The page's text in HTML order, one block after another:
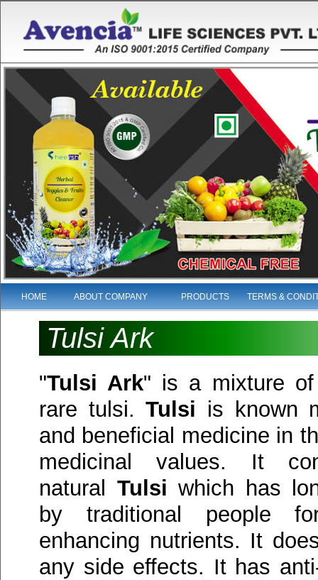
HOME ABOUT COMPANY PRODUCTS TERMS &
Tulsi Ark
"Tulsi Ark" is a mixture
rare tulsi.Tulsi is known
and beneficial medicine in
medicinal values. It
natural Tulsi which has
by traditional people
enhancing nutrients. It
any side effects. It has